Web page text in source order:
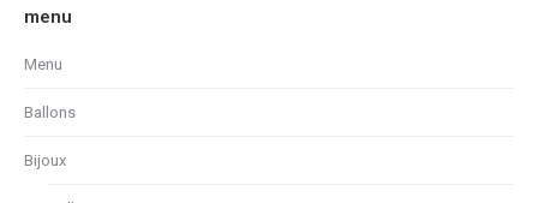
menu
Menu
Ballons
Bijoux